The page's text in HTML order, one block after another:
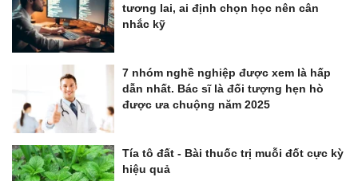
tương lai, ai định chọn học nên cân
nhắc kỹ
7 nhóm nghề nghiệp được xem là hấp
dẫn nhất. Bác sĩ là đối tượng hẹn hò
được ưa chuộng năm 2025
Tía tô đất - Bài thuốc trị muỗi đốt cực kỳ
hiệu quả